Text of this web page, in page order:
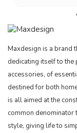
Maxdesign is a brand
dedicating itself to
accessories, of
destined for both
is all aimed at the
common
style, giving life to